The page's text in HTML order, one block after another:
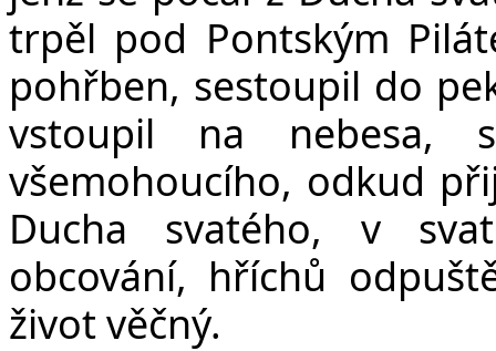
trpěl pod Pontským
pohřben, sestoupil do
vstoupil na nebesa,
všemohoucího, odkud
Ducha svatého, v
obcování, hříchů
život věčný.